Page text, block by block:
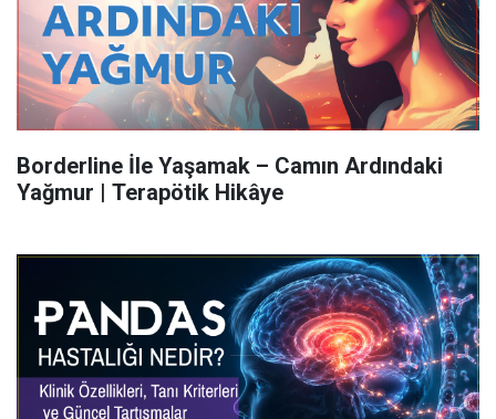
Borderline İle Yaşamak – Camın Ardındaki
Yağmur | Terapötik Hikâye